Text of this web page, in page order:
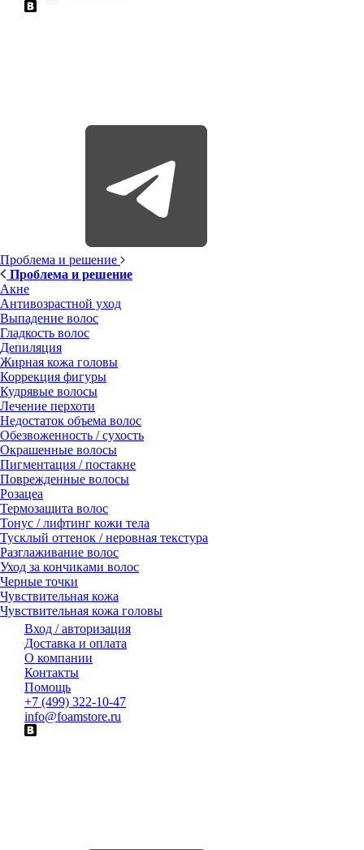
Проблема и решение
Проблема и решение
Акне
Антивозрастной уход
Выпадение волос
Гладкость волос
Депиляция
Жирная кожа головы
Коррекция фигуры
Кудрявые волосы
Лечение перхоти
Недостаток объема волос
Обезвоженность / сухость
Окрашенные волосы
Пигментация / постакне
Поврежденные волосы
Розацеа
Термозащита волос
Тонус / лифтинг кожи тела
Тусклый оттенок / неровная текстура
Разглаживание волос
Уход за кончиками волос
Черные точки
Чувствительная кожа
Чувствительная кожа головы
Вход / авторизация
Доставка и оплата
О компании
Контакты
Помощь
+7 (499) 322-10-47
info@foamstore.ru